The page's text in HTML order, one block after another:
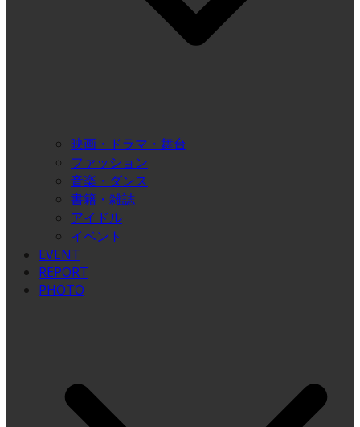
映画・ドラマ・舞台
ファッション
音楽・ダンス
書籍・雑誌
アイドル
イベント
EVENT
REPORT
PHOTO